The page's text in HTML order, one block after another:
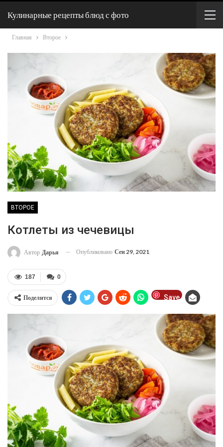
Кулинарные рецепты блюд с фото
Главная Второе
ВТОРОЕ
Котлеты из чечевицы
Автор Дарья Опубликовано Сен 29, 2021
0
187
Поделится Save